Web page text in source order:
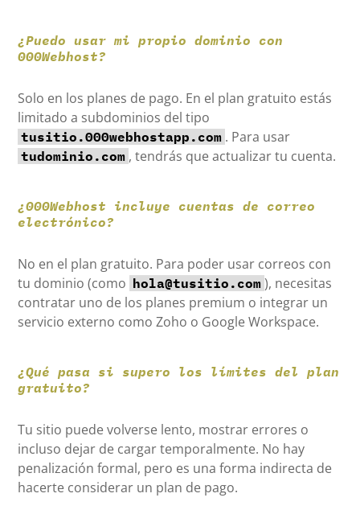
¿Puedo usar mi propio dominio con
000Webhost?
Solo en los planes de pago. En el plan gratuito estás
limitado a subdominios del tipo
tusitio.000webhostapp.com . Para usar
tudominio.com , tendrás que actualizar tu cuenta.
¿000Webhost incluye cuentas de correo
electrónico?
No en el plan gratuito. Para poder usar correos con
tu dominio (como hola@tusitio.com ), necesitas
contratar uno de los planes premium o integrar un
servicio externo como Zoho o Google Workspace.
¿Qué pasa si supero los límites del plan
gratuito?
Tu sitio puede volverse lento, mostrar errores o
incluso dejar de cargar temporalmente. No hay
penalización formal, pero es una forma indirecta de
hacerte considerar un plan de pago.